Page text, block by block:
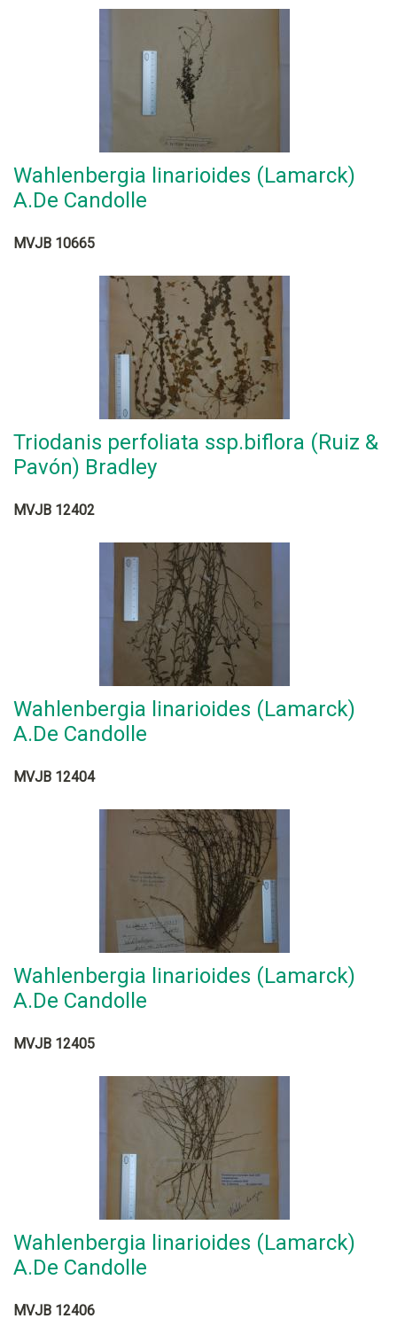
Wahlenbergia linarioides (Lamarck)
A.De Candolle
MVJB 10665
Triodanis perfoliata ssp.biflora (Ruiz &
Pavón) Bradley
MVJB 12402
Wahlenbergia linarioides (Lamarck)
A.De Candolle
MVJB 12404
Wahlenbergia linarioides (Lamarck)
A.De Candolle
MVJB 12405
Wahlenbergia linarioides (Lamarck)
A.De Candolle
MVJB 12406